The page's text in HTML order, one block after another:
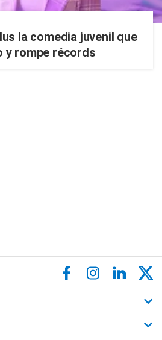
la comedia juvenil que
y rompe récords